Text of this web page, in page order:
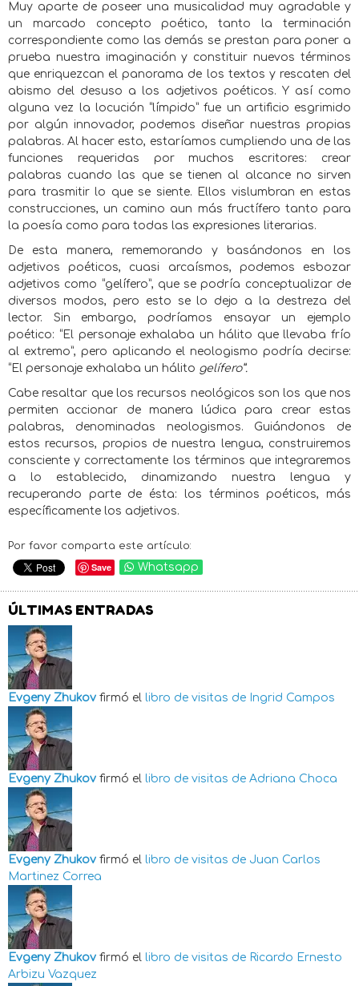
Muy aparte de poseer una musicalidad muy agradable y
un marcado concepto poético, tanto la terminación
correspondiente como las demás se prestan para poner a
prueba nuestra imaginación y constituir nuevos términos
que enriquezcan el panorama de los textos y rescaten del
abismo del desuso a los adjetivos poéticos. Y así como
alguna vez la locución “límpido” fue un artificio esgrimido
por algún innovador, podemos diseñar nuestras propias
palabras. Al hacer esto, estaríamos cumpliendo una de las
funciones requeridas por muchos escritores: crear
palabras cuando las que se tienen al alcance no sirven
para trasmitir lo que se siente. Ellos vislumbran en estas
construcciones, un camino aun más fructífero tanto para
la poesía como para todas las expresiones literarias.
De esta manera, rememorando y basándonos en los
adjetivos poéticos, cuasi arcaísmos, podemos esbozar
adjetivos como “gelífero”, que se podría conceptualizar de
diversos modos, pero esto se lo dejo a la destreza del
lector. Sin embargo, podríamos ensayar un ejemplo
poético: “El personaje exhalaba un hálito que llevaba frío
al extremo”, pero aplicando el neologismo podría decirse:
“El personaje exhalaba un hálito gelífero”.
Cabe resaltar que los recursos neológicos son los que nos
permiten accionar de manera lúdica para crear estas
palabras, denominadas neologismos. Guiándonos de
estos recursos, propios de nuestra lengua, construiremos
consciente y correctamente los términos que integraremos
a lo establecido, dinamizando nuestra lengua y
recuperando parte de ésta: los términos poéticos, más
específicamente los adjetivos.
Por favor comparta este artículo:
Save Whatsapp
ÚLTIMAS ENTRADAS
Evgeny Zhukov firmó el libro de visitas de Ingrid Campos
Evgeny Zhukov firmó el libro de visitas de Adriana Choca
Evgeny Zhukov firmó el libro de visitas de Juan Carlos
Martinez Correa
Evgeny Zhukov firmó el libro de visitas de Ricardo Ernesto
Arbizu Vazquez